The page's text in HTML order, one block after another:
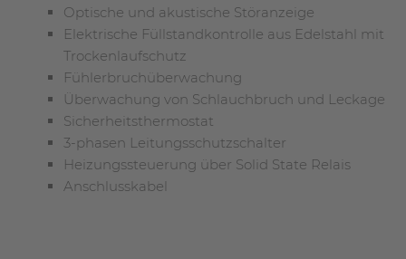
Optische und akustische Störanzeige
Elektrische Füllstandkontrolle aus Edelstahl mit
Trockenlaufschutz
Fühlerbruchüberwachung
Überwachung von Schlauchbruch und Leckage
Sicherheitsthermostat
3-phasen Leitungsschutzschalter
Heizungssteuerung über Solid State Relais
Anschlusskabel